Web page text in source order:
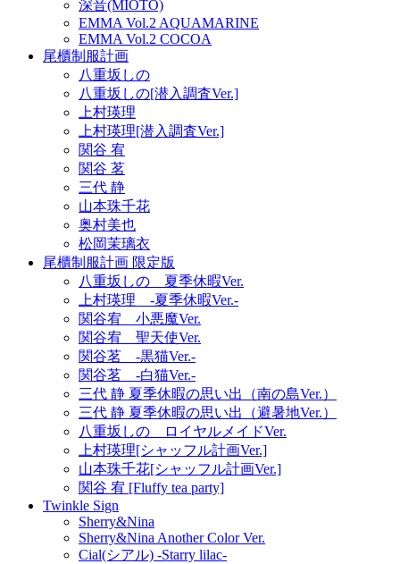
深音(MIOTO)
EMMA Vol.2 AQUAMARINE
EMMA Vol.2 COCOA
尾櫃制服計画
八重坂しの
八重坂しの[潜入調査Ver.]
上村瑛理
上村瑛理[潜入調査Ver.]
関谷 宥
関谷 茗
三代 静
山本珠千花
奥村美也
松岡茉璃衣
尾櫃制服計画 限定版
八重坂しの 夏季休暇Ver.
上村瑛理 -夏季休暇Ver.-
関谷宥 小悪魔Ver.
関谷宥 聖天使Ver.
関谷茗 -黒猫Ver.-
関谷茗 -白猫Ver.-
三代 静 夏季休暇の思い出（南の島Ver.）
三代 静 夏季休暇の思い出（避暑地Ver.）
八重坂しの ロイヤルメイドVer.
上村瑛理[シャッフル計画Ver.]
山本珠千花[シャッフル計画Ver.]
関谷 宥 [Fluffy tea party]
Twinkle Sign
Sherry&Nina
Sherry&Nina Another Color Ver.
Cial(シアル) -Starry lilac-